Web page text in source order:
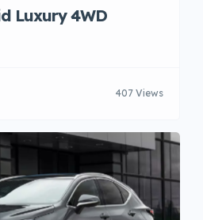
Luxury 4WD
407 Views